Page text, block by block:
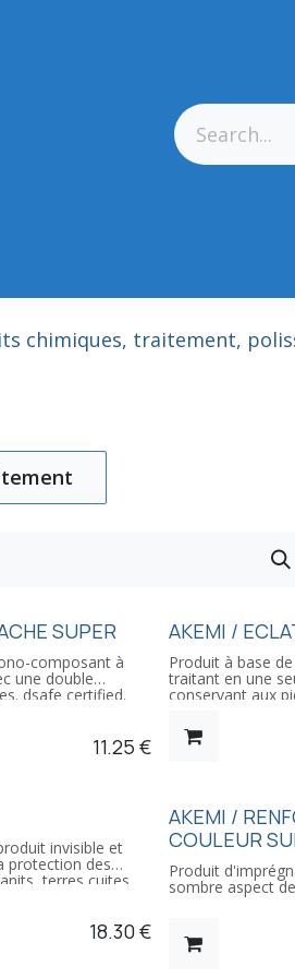
chimiques, traitement,
SUPER
composant à
une double
dsafe certified.
Etiquette, mode
les précautions
11.25 €
AKEMI /
Produit à base
traitant en une
conservant aux
produit confère
sols, tables,
de fenêtre.Ratio
Dangereux.
d'emploi.
invisible et
protection des
terres cuites,
graisse, vin, café,
retarde également
18.30€
AKEMI /
COULEUR
Produit
sombre aspect
certified.
Produit